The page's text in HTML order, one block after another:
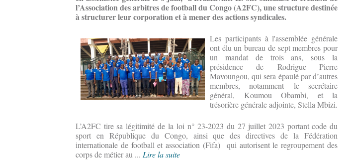
l’Association des arbitres de football du Congo (A2FC), une structure destinée
à structurer leur corporation et à mener des actions syndicales.
Les participants à l'assemblée générale
ont élu un bureau de sept membres pour
un mandat de trois ans, sous la
présidence de Rodrigue Pierre
Mavoungou, qui sera épaulé par d’autres
membres, notamment le secrétaire
général, Koumou Obambi, et la
trésorière générale adjointe, Stella Mbizi.
L’A2FC tire sa légitimité de la loi n° 23-2023 du 27 juillet 2023 portant code du
sport en République du Congo, ainsi que des directives de la Fédération
internationale de football et association (Fifa) qui autorisent le regroupement des
corps de métier au ... Lire la suite